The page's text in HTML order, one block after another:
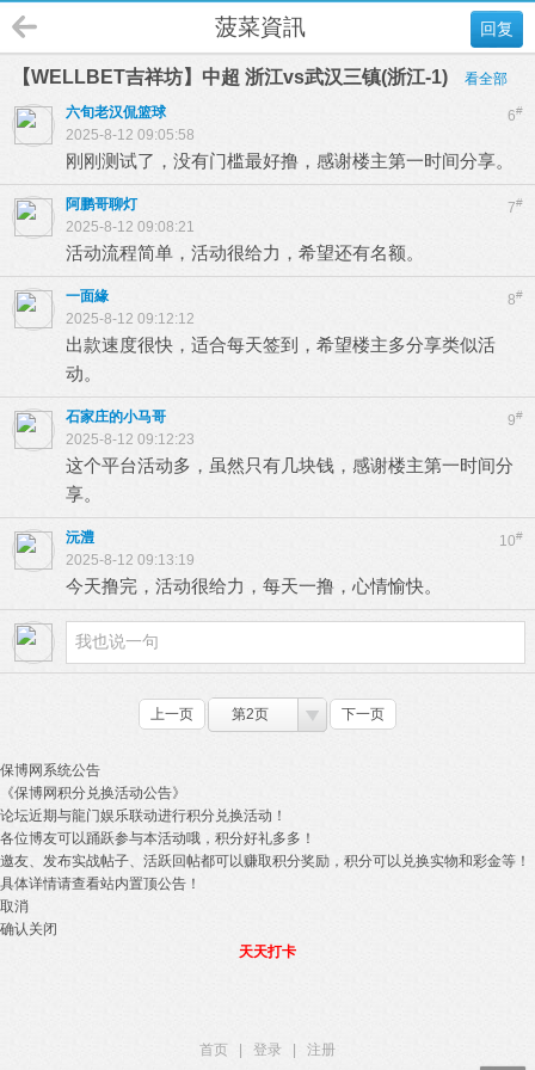
回复
菠菜資訊
【WELLBET吉祥坊】中超 浙江vs武汉三镇(浙江-1) 看全部
6#
六旬老汉侃篮球
2025-8-12 09:05:58
刚刚测试了，没有门槛最好撸，感谢楼主第一时间分享。
7#
阿鹏哥聊灯
2025-8-12 09:08:21
活动流程简单，活动很给力，希望还有名额。
8#
一面緣
2025-8-12 09:12:12
出款速度很快，适合每天签到，希望楼主多分享类似活
动。
9#
石家庄的小马哥
2025-8-12 09:12:23
这个平台活动多，虽然只有几块钱，感谢楼主第一时间分
享。
10#
沅澧
2025-8-12 09:13:19
今天撸完，活动很给力，每天一撸，心情愉快。
上一页 第2页 下一页
保博网系统公告
《保博网积分兑换活动公告》
论坛近期与龍门娱乐联动进行积分兑换活动！
各位博友可以踊跃参与本活动哦，积分好礼多多！
邀友、发布实战帖子、活跃回帖都可以赚取积分奖励，积分可以兑换实物和彩金等！
具体详情请查看站内置顶公告！
取消
确认关闭
天天打卡
首页 登录 注册